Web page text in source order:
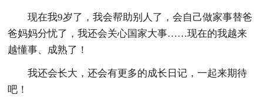
现在我9岁了，我会帮助别人了，会自己做家事替爸
爸妈妈分忧了，我还会关心国家大事……现在的我越来
越懂事、成熟了！
我还会长大，还会有更多的成长日记，一起来期待
吧！